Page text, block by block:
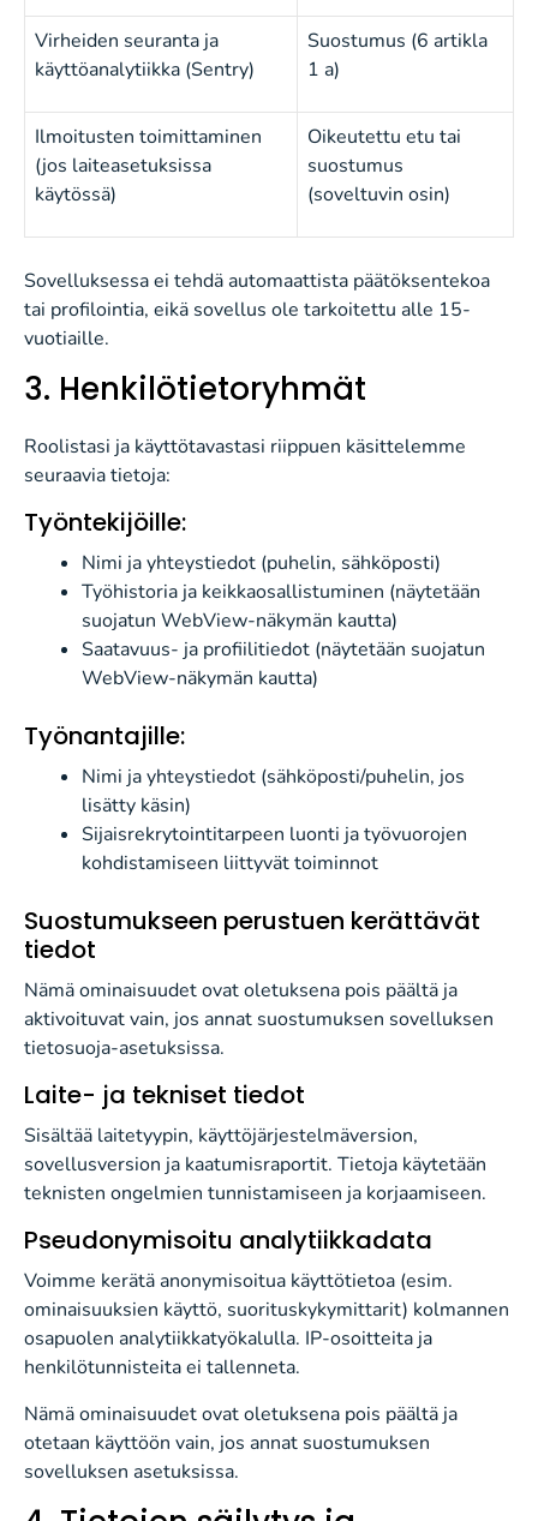
Virheiden seuranta ja
käyttöanalytiikka (Sentry)
Suostumus (6 artikla
1 a)
Ilmoitusten toimittaminen
(jos laiteasetuksissa
käytössä)
Oikeutettu etu tai
suostumus
(soveltuvin osin)
Sovelluksessa ei tehdä automaattista päätöksentekoa
tai profilointia, eikä sovellus ole tarkoitettu alle 15-
vuotiaille.
3. Henkilötietoryhmät
Roolistasi ja käyttötavastasi riippuen käsittelemme
seuraavia tietoja:
Työntekijöille:
Nimi ja yhteystiedot (puhelin, sähköposti)
Työhistoria ja keikkaosallistuminen (näytetään
suojatun WebView-näkymän kautta)
Saatavuus- ja profiilitiedot (näytetään suojatun
WebView-näkymän kautta)
Työnantajille:
Nimi ja yhteystiedot (sähköposti/puhelin, jos
lisätty käsin)
Sijaisrekrytointitarpeen luonti ja työvuorojen
kohdistamiseen liittyvät toiminnot
Suostumukseen perustuen kerättävät
tiedot
Nämä ominaisuudet ovat oletuksena pois päältä ja
aktivoituvat vain, jos annat suostumuksen sovelluksen
tietosuoja-asetuksissa.
Laite- ja tekniset tiedot
Sisältää laitetyypin, käyttöjärjestelmäversion,
sovellusversion ja kaatumisraportit. Tietoja käytetään
teknisten ongelmien tunnistamiseen ja korjaamiseen.
Pseudonymisoitu analytiikkadata
Voimme kerätä anonymisoitua käyttötietoa (esim.
ominaisuuksien käyttö, suorituskykymittarit) kolmannen
osapuolen analytiikkatyökalulla. IP-osoitteita ja
henkilötunnisteita ei tallenneta.
Nämä ominaisuudet ovat oletuksena pois päältä ja
otetaan käyttöön vain, jos annat suostumuksen
sovelluksen asetuksissa.